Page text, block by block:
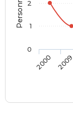
2000 2009
0
1
2